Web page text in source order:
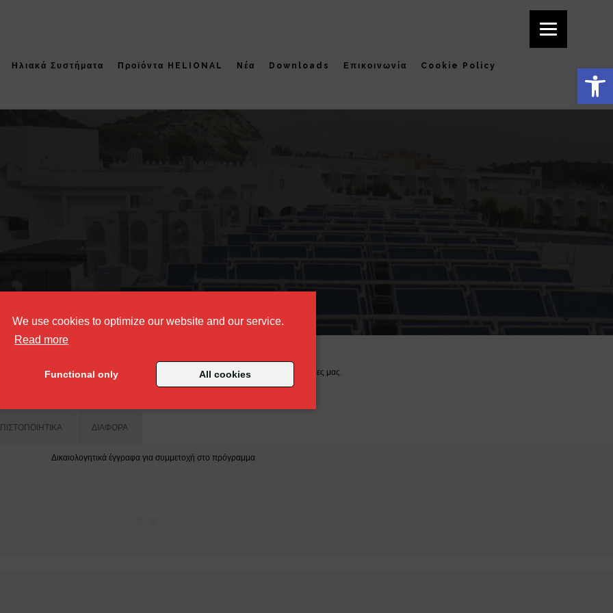
We use cookies to optimize our website and our service.
Read moreabout our cookie policy
Functional only All cookies
Ανοίξτε τη γραμμή εργαλείων
Ηλιακά Συστήματα Προϊόντα HELIONAL Νέα Downloads Επικοινωνία Cookie Policy
βρείτε έτοιμο προς εκτύπωση έντυπο υλικό σχετικά με τα προϊόντα και τις υπηρεσίες μας.
ΠΙΣΤΟΠΟΙΗΤΙΚΑ ΔΙΑΦΟΡΑ
Δικαιολογητικά έγγραφα για συμμετοχή στο πρόγραμμα